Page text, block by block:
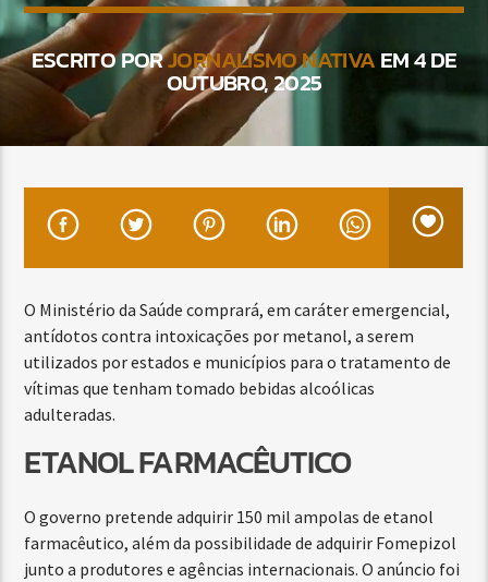
ESCRITO PORJORNALISMO NATIVAEM 4 DE
OUTUBRO, 2025
O Ministério da Saúde comprará, em caráter emergencial,
antídotos contra intoxicações por metanol, a serem
utilizados por estados e municípios para o tratamento de
vítimas que tenham tomado bebidas alcoólicas
adulteradas.
ETANOL FARMACÊUTICO
O governo pretende adquirir 150 mil ampolas de etanol
farmacêutico, além da possibilidade de adquirir Fomepizol
junto a produtores e agências internacionais. O anúncio foi